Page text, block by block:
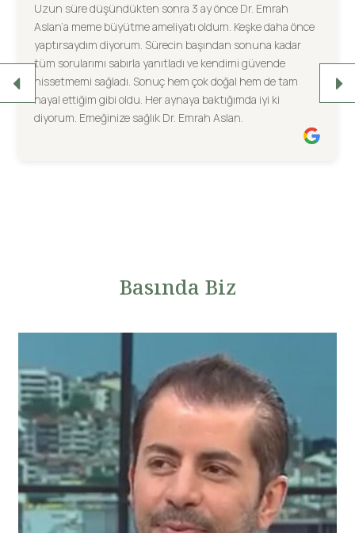
Rinoplasti ameliyatımı Dr. Emrah Aslan’a yaptırdım.
Burnumun yapay ya da fazla kalkık durmasından endişe
ediyordum; ancak kendisi tüm kaygılarımı sabırla dinledi.
Ameliyat sonrası tam istediğim gibi doğal görünümlü bir
burna sahip oldum. Çevremden en çok “Ameliyat olduğu
hiç anlaşılmıyor” yorumunu alıyorum. Süreç
düşündüğümden çok daha kolay geçti, ağrım olmadı.
Basında Biz